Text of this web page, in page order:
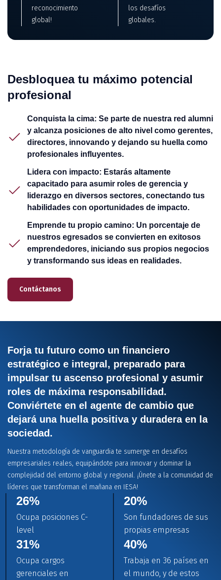
reconocimiento
global!
los desafíos
globales.
Desbloquea tu máximo potencial
profesional
Conquista la cima: Se parte de nuestra red alumni
y alcanza posiciones de alto nivel como gerentes,
directores, innovando y dejando su huella como
profesionales influyentes.
Lidera con impacto: Estarás altamente
capacitado para asumir roles de gerencia y
liderazgo en diversos sectores, conectando tus
habilidades con oportunidades de impacto.
Emprende tu propio camino: Un porcentaje de
nuestros egresados se convierten en exitosos
emprendedores, iniciando sus propios negocios
y transformando sus ideas en realidades.
Contáctanos
Forja tu futuro como un financiero
estratégico e integral, preparado para
impulsar tu ascenso profesional y asumir
roles de máxima responsabilidad.
Conviértete en el agente de cambio que
dejará una huella positiva y duradera en la
sociedad.
Nuestra metodología de vanguardia te sumerge en desafíos
empresariales reales, equipándote para innovar y dominar la
complejidad del entorno global y regional. ¡Únete a la comunidad de
líderes que transforman el mañana en IESA!
26%
Ocupa posiciones C-
level
20%
Son fundadores de sus
propias empresas
31%
Ocupa cargos
gerenciales en
40%
Trabaja en 36 países en
el mundo, y de estos